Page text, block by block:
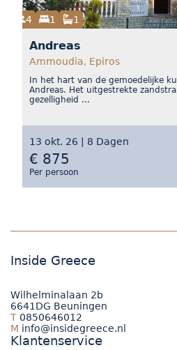
4 1 1
Andreas
Ammoudia, Epiros
In het hart van de gemoedelijke
Andreas. Het uitgestrekte
gezelligheid ...
13 okt. 26 | 8 Dagen
€ 875
Per persoon
Inside Greece
Wilhelminalaan 2b
6641DG Beuningen
T 0850646012
M info@insidegreece.nl
Klantenservice